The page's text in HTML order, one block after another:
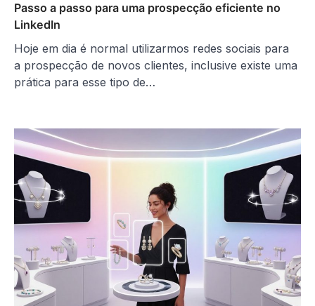
Passo a passo para uma prospecção eficiente no
LinkedIn
Hoje em dia é normal utilizarmos redes sociais para
a prospecção de novos clientes, inclusive existe uma
prática para esse tipo de…